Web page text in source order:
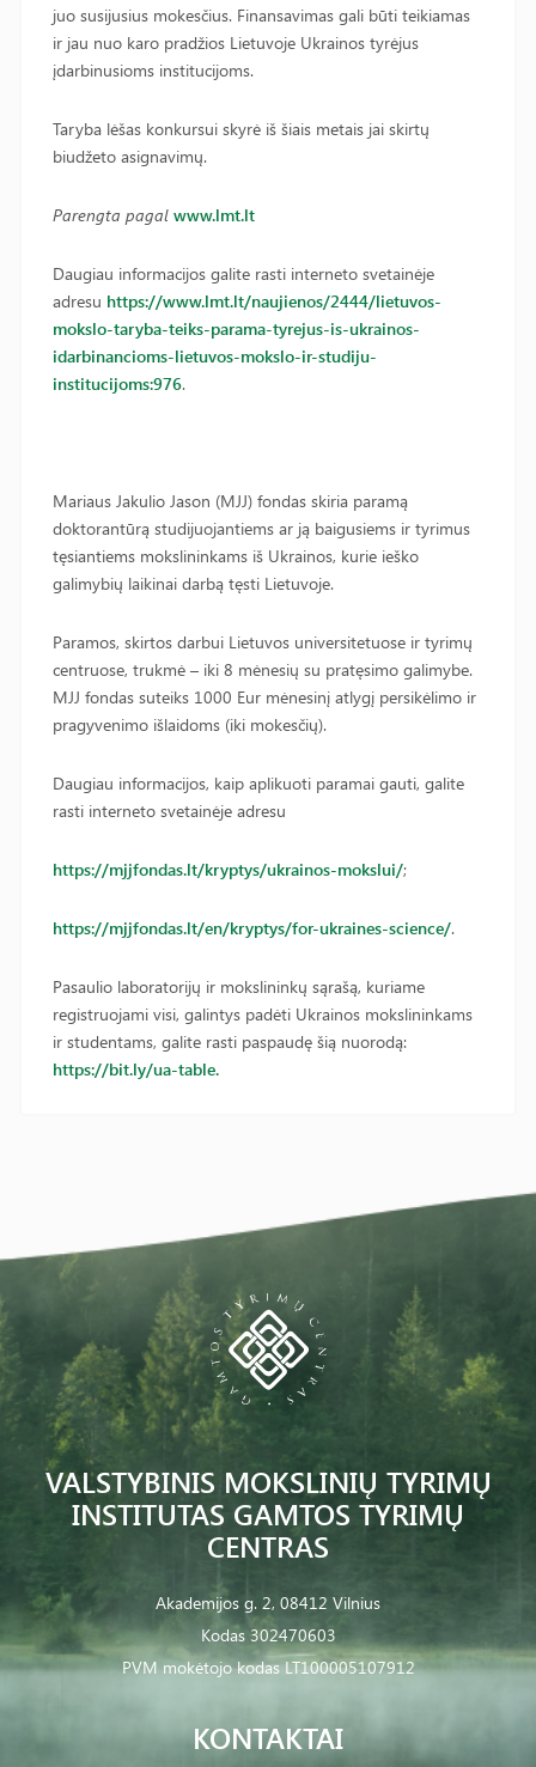
juo susijusius mokesčius. Finansavimas gali būti teikiamas
ir jau nuo karo pradžios Lietuvoje Ukrainos tyrėjus
įdarbinusioms institucijoms.
Taryba lėšas konkursui skyrė iš šiais metais jai skirtų
biudžeto asignavimų.
Parengta pagal www.lmt.lt
Daugiau informacijos galite rasti interneto svetainėje
adresu https://www.lmt.lt/naujienos/2444/lietuvos-
mokslo-taryba-teiks-parama-tyrejus-is-ukrainos-
idarbinancioms-lietuvos-mokslo-ir-studiju-
institucijoms:976.
Mariaus Jakulio Jason (MJJ) fondas skiria paramą
doktorantūrą studijuojantiems ar ją baigusiems ir tyrimus
tęsiantiems mokslininkams iš Ukrainos, kurie ieško
galimybių laikinai darbą tęsti Lietuvoje.
Paramos, skirtos darbui Lietuvos universitetuose ir tyrimų
centruose, trukmė – iki 8 mėnesių su pratęsimo galimybe.
MJJ fondas suteiks 1000 Eur mėnesinį atlygį persikėlimo ir
pragyvenimo išlaidoms (iki mokesčių).
Daugiau informacijos, kaip aplikuoti paramai gauti, galite
rasti interneto svetainėje adresu
https://mjjfondas.lt/kryptys/ukrainos-mokslui/;
https://mjjfondas.lt/en/kryptys/for-ukraines-science/.
Pasaulio laboratorijų ir mokslininkų sąrašą, kuriame
registruojami visi, galintys padėti Ukrainos mokslininkams
ir studentams, galite rasti paspaudę šią nuorodą:
https://bit.ly/ua-table.
VALSTYBINIS MOKSLINIŲ TYRIMŲ
INSTITUTAS GAMTOS TYRIMŲ
CENTRAS
Akademijos g. 2, 08412 Vilnius
Kodas 302470603
PVM mokėtojo kodas LT100005107912
KONTAKTAI